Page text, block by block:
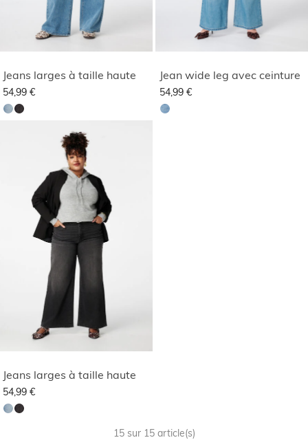
Jeans larges à taille haute
54,99 €
Jean wide leg avec ceinture
54,99 €
Jeans larges à taille haute
54,99 €
15 sur 15 article(s)